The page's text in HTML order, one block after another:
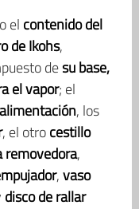
el contenido del
de Ikohs,
desu base,
el vapor; el
, los
, el otrocestillo
removedora,
,vaso
disco de rallar